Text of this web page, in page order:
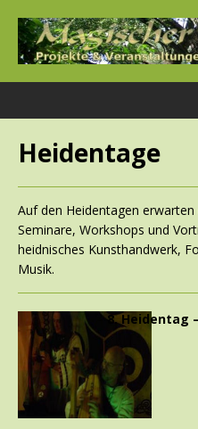
Heidentage
Auf den Heidentagen
Seminare, Workshops und
heidnisches Kunsthandwerk,
Musik.
8. Heidentag